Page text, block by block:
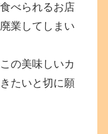
べられるお店
業してしまい
の美味しいカ
たいと切に願